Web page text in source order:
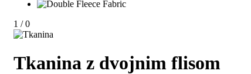
1 / 0
Tkanina z dvojnim flisom